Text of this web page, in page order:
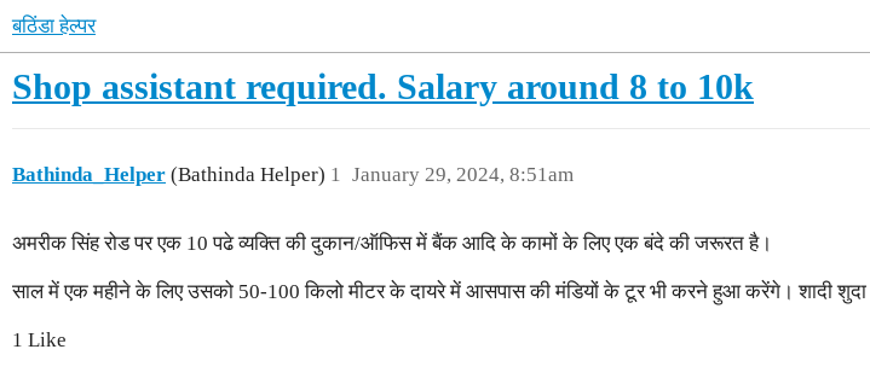
बठिंडा हेल्पर
Shop assistant required. Salary around 8 to 10k
Bathinda_Helper (Bathinda Helper) January 29, 2024, 8:51am
1
अमरीक सिंह रोड पर एक 10 पढे व्यक्ति की दुकान/ऑफिस में बैंक आदि के कामों के लिए एक बंदे की जरूरत है।
साल में एक महीने के लिए उसको 50-100 किलो मीटर के दायरे में आसपास की मंडियों के टूर भी करने हुआ करेंगे। शादी
1 Like